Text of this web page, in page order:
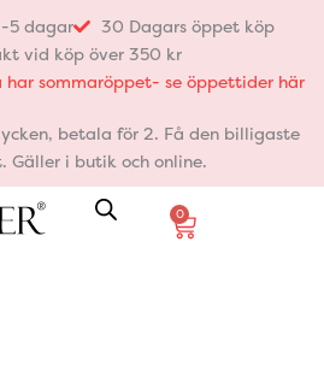
5 dagar
30 Dagars öppet köp
vid köp över 350 kr
har sommaröppet- se öppettider här
betala för 2. Få den billigaste
Gäller i butik och online.
0
Varukorg